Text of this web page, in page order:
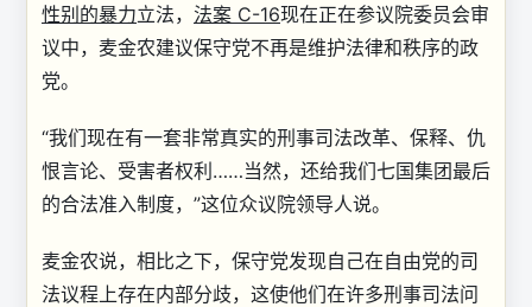
性别的暴力立法， 法案 C-16现在正在参议院委员会审
议中，麦金农建议保守党不再是维护法律和秩序的政
党。
“我们现在有一套非常真实的刑事司法改革、保释、仇
恨言论、受害者权利……当然，还给我们七国集团最后
的合法准入制度，”这位众议院领导人说。
麦金农说，相比之下，保守党发现自己在自由党的司
法议程上存在内部分歧，这使他们在许多刑事司法问